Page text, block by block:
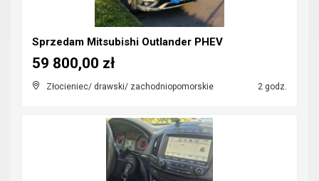
Sprzedam Mitsubishi Outlander PHEV
Złocieniec/ drawski/ zachodniopomorskie 2 godz.
59 800,00 zł